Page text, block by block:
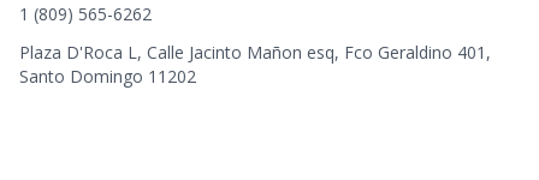
1 (809) 565-6262
Plaza D'Roca L, Calle Jacinto Mañon esq, Fco Geraldino 401,
Santo Domingo 11202